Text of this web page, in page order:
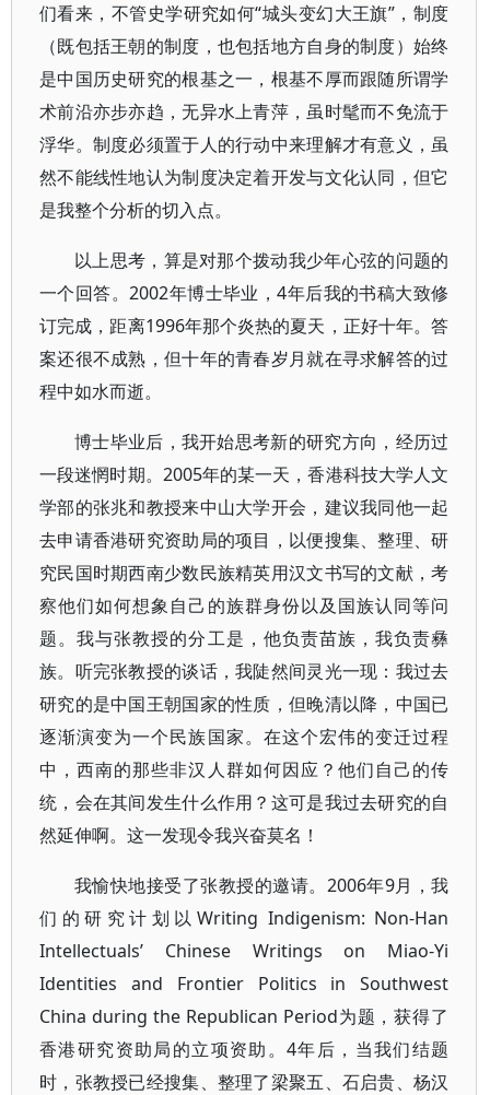
们看来，不管史学研究如何“城头变幻大王旗”，制度
（既包括王朝的制度，也包括地方自身的制度）始终
是中国历史研究的根基之一，根基不厚而跟随所谓学
术前沿亦步亦趋，无异水上青萍，虽时髦而不免流于
浮华。制度必须置于人的行动中来理解才有意义，虽
然不能线性地认为制度决定着开发与文化认同，但它
是我整个分析的切入点。
以上思考，算是对那个拨动我少年心弦的问题的
一个回答。2002年博士毕业，4年后我的书稿大致修
订完成，距离1996年那个炎热的夏天，正好十年。答
案还很不成熟，但十年的青春岁月就在寻求解答的过
程中如水而逝。
博士毕业后，我开始思考新的研究方向，经历过
一段迷惘时期。2005年的某一天，香港科技大学人文
学部的张兆和教授来中山大学开会，建议我同他一起
去申请香港研究资助局的项目，以便搜集、整理、研
究民国时期西南少数民族精英用汉文书写的文献，考
察他们如何想象自己的族群身份以及国族认同等问
题。我与张教授的分工是，他负责苗族，我负责彝
族。听完张教授的谈话，我陡然间灵光一现：我过去
研究的是中国王朝国家的性质，但晚清以降，中国已
逐渐演变为一个民族国家。在这个宏伟的变迁过程
中，西南的那些非汉人群如何因应？他们自己的传
统，会在其间发生什么作用？这可是我过去研究的自
然延伸啊。这一发现令我兴奋莫名！
我愉快地接受了张教授的邀请。2006年9月，我
们的研究计划以Writing Indigenism: Non-Han
Intellectuals’ Chinese Writings on Miao-Yi
Identities and Frontier Politics in Southwest
China during the Republican Period为题，获得了
香港研究资助局的立项资助。4年后，当我们结题
时，张教授已经搜集、整理了梁聚五、石启贵、杨汉